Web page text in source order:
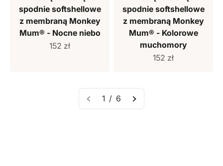
spodnie softshellowe
z membraną Monkey
Mum® - Nocne niebo
Cena sprzedaży
152 zł
spodnie softshellowe
z membraną Monkey
Mum® - Kolorowe
muchomory
Cena sprzedaży
152 zł
1 / 6